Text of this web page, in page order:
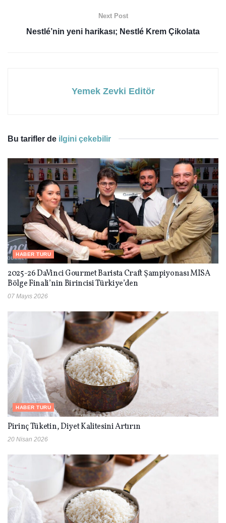
Next Post
Nestlé’nin yeni harikası; Nestlé Krem Çikolata
Yemek Zevki Editör
Bu tarifler de ilgini çekebilir
HABER TURU
2025-26 DaVinci Gourmet Barista Craft Şampiyonası MISA
Bölge Finali’nin Birincisi Türkiye’den
07 Mayıs 2026
HABER TURU
Pirinç Tüketin, Diyet Kalitesini Artırın
20 Nisan 2026